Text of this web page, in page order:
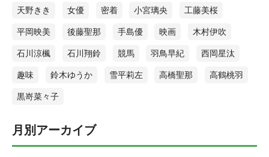
天野きき 女優 密着 小宮璃央 工藤美桜
平岡映美 後藤聖那 手島優 映画 木村伊吹
石川涼楓 石川翔鈴 競馬 羽鳥早紀 西岡星汰
趣味 鈴木ゆうか 雪平莉左 高橋聖那 高鶴桃羽
黒嵜菜々子
月別アーカイブ